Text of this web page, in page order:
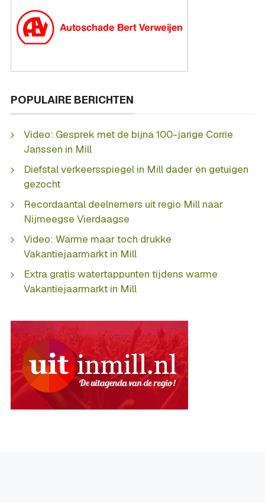
POPULAIRE BERICHTEN
Video: Gesprek met de bijna 100-jarige Corrie
Janssen in Mill
Diefstal verkeersspiegel in Mill dader en getuigen
gezocht
Recordaantal deelnemers uit regio Mill naar
Nijmeegse Vierdaagse
Video: Warme maar toch drukke
Vakantiejaarmarkt in Mill
Extra gratis watertappunten tijdens warme
Vakantiejaarmarkt in Mill